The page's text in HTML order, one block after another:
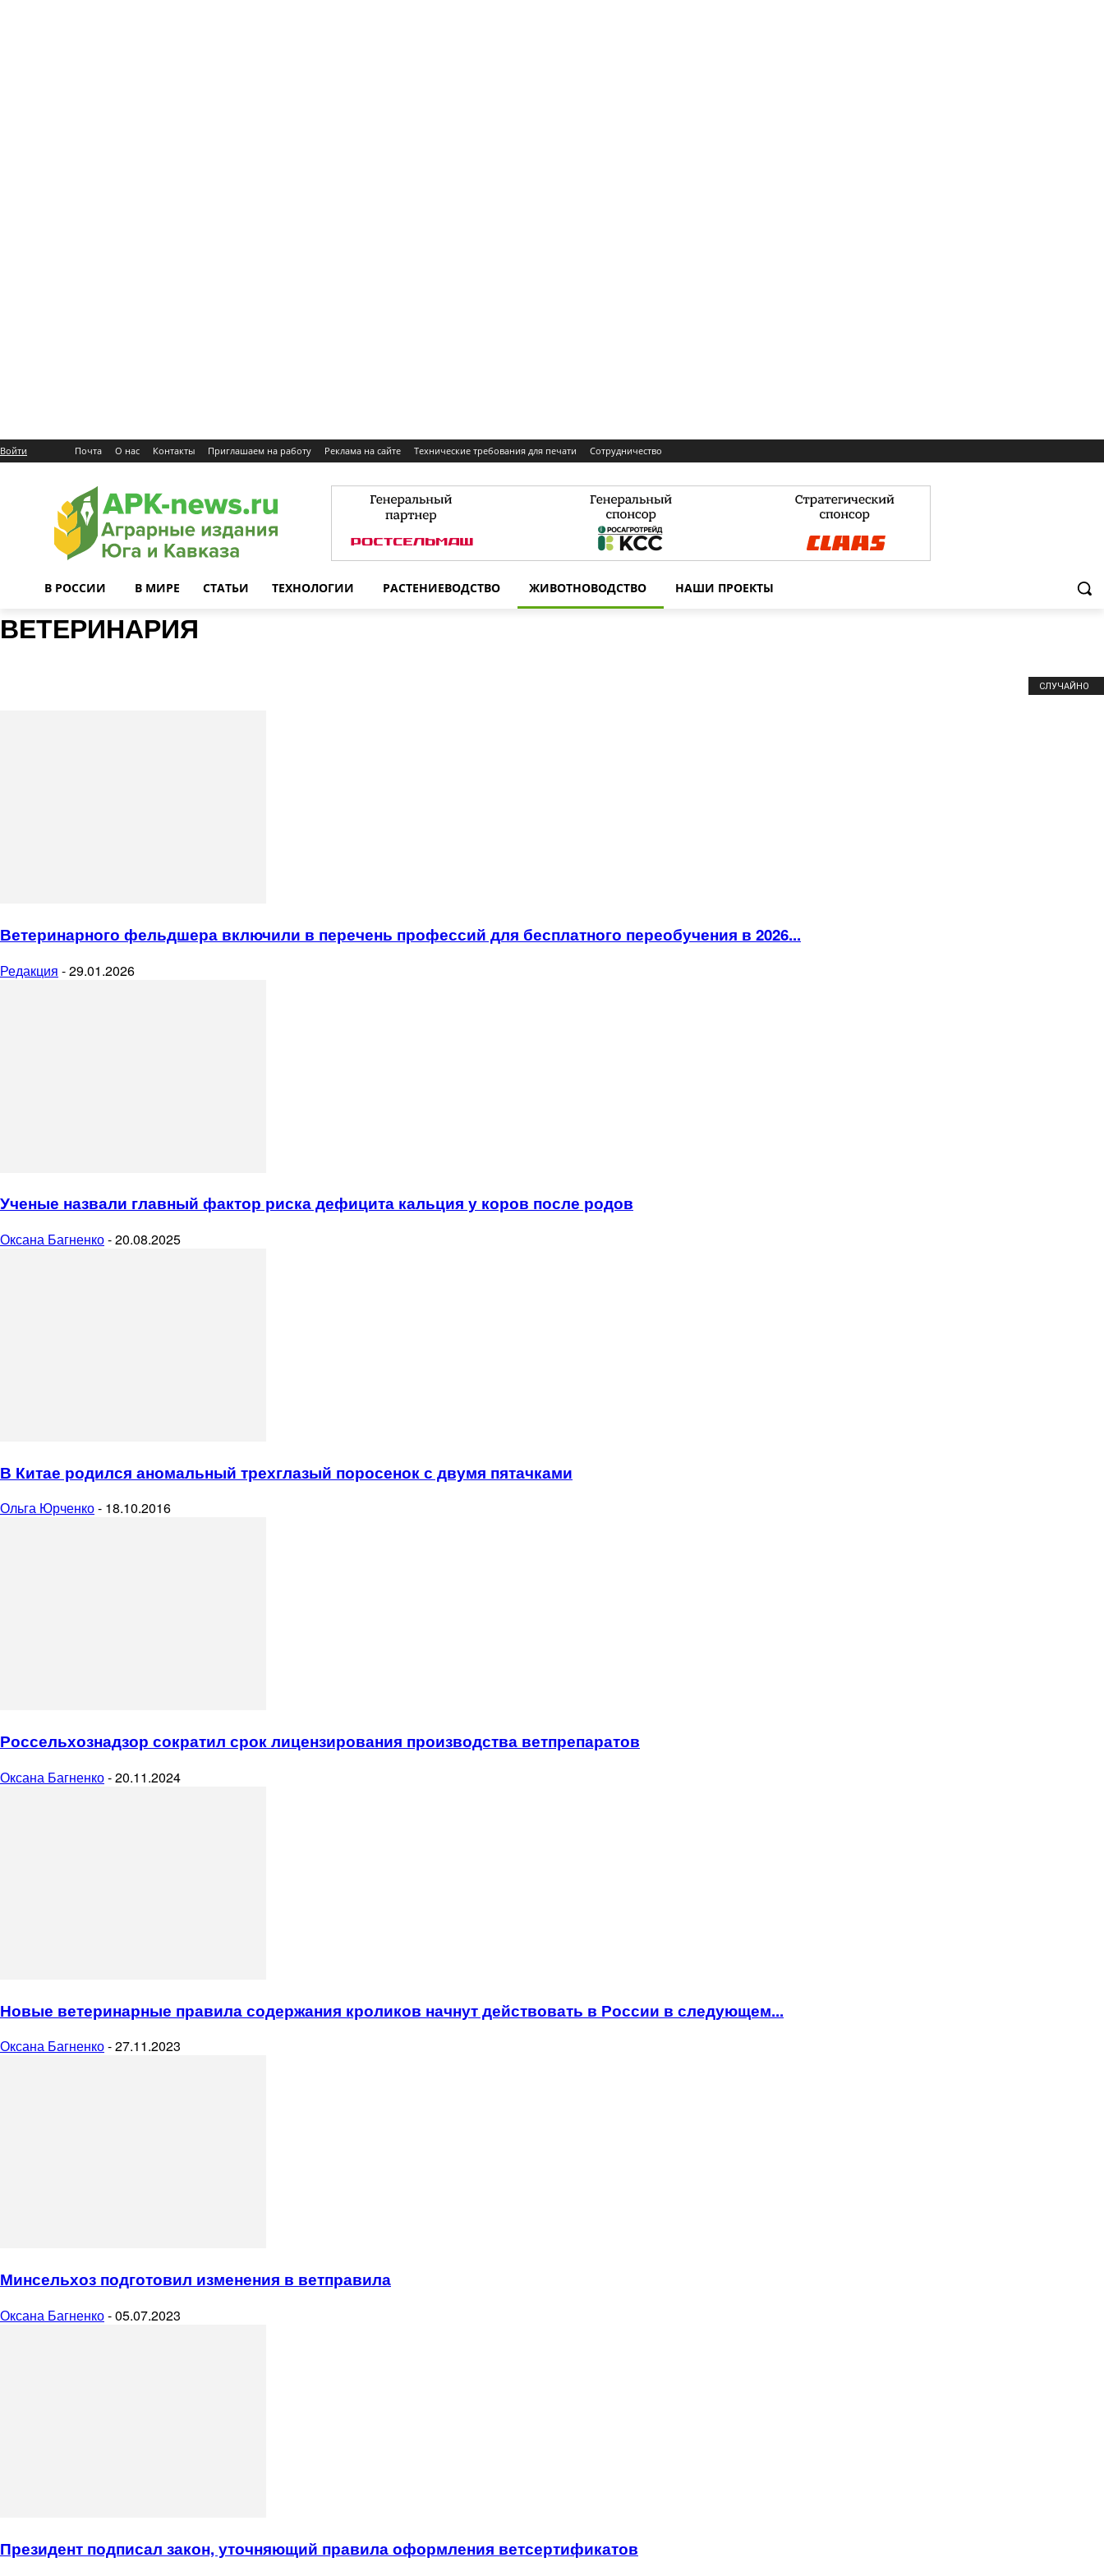
Войти Почта О нас Контакты Приглашаем на работу Реклама на сайте Технические требования для печати Сотрудничество
В РОССИИ В МИРЕ СТАТЬИ ТЕХНОЛОГИИ РАСТЕНИЕВОДСТВО ЖИВОТНОВОДСТВО НАШИ ПРОЕКТЫ
ВЕТЕРИНАРИЯ
СЛУЧАЙНО
Ветеринарного фельдшера включили в перечень профессий для бесплатного переобучения в 2026...
Редакция -29.01.2026
Ученые назвали главный фактор риска дефицита кальция у коров после родов
Оксана Багненко-20.08.2025
В Китае родился аномальный трехглазый поросенок с двумя пятачками
Ольга Юрченко- 18.10.2016
Россельхознадзор сократил срок лицензирования производства ветпрепаратов
Оксана Багненко-20.11.2024
Новые ветеринарные правила содержания кроликов начнут действовать в России в следующем...
Оксана Багненко-27.11.2023
Минсельхоз подготовил изменения в ветправила
Оксана Багненко-05.07.2023
Президент подписал закон, уточняющий правила оформления ветсертификатов